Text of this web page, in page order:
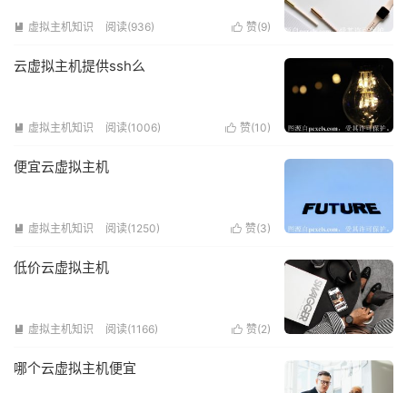
 虚拟主机知识 阅读(936)  赞(9)
云虚拟主机提供ssh么
 虚拟主机知识 阅读(1006)  赞(10)
便宜云虚拟主机
 虚拟主机知识 阅读(1250)  赞(3)
低价云虚拟主机
 虚拟主机知识 阅读(1166)  赞(2)
哪个云虚拟主机便宜